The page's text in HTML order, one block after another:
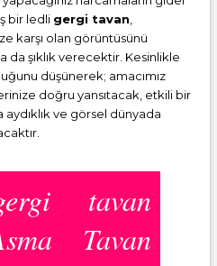
bir ledli gergi tavan
karşı olan görüntüsünü
da şıklık verecektir. Kesinlikle
düşünerek; amacımız
doğru yansıtacak, etkili bir
aydıklık ve görsel dünyada
tavan
Tavan